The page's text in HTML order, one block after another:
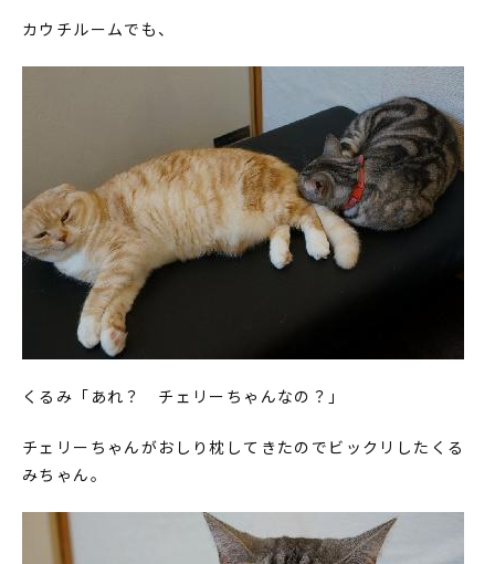
カウチルームでも、
くるみ「あれ？ チェリーちゃんなの？」
チェリーちゃんがおしり枕してきたのでビックリしたくる
みちゃん。